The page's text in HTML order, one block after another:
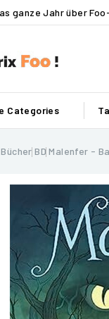
ganze Jahr über
Categories
Bücher BD Malenfer -